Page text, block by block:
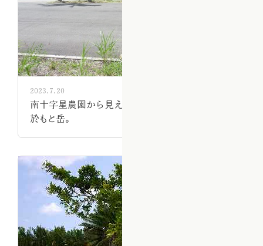
2023.7.20
南十字星農園から見える、沖縄県で一番高い山、
於もと岳。